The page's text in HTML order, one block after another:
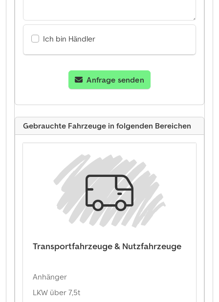
Ich bin Händler
Anfrage senden
Gebrauchte Fahrzeuge in folgenden Bereichen
Transportfahrzeuge & Nutzfahrzeuge
Anhänger
LKW über 7,5t